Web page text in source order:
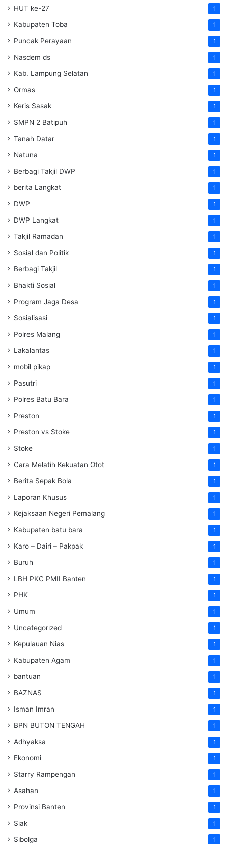
HUT ke-27 1
Kabupaten Toba 1
Puncak Perayaan 1
Nasdem ds 1
Kab. Lampung Selatan 1
Ormas 1
Keris Sasak 1
SMPN 2 Batipuh 1
Tanah Datar 1
Natuna 1
Berbagi Takjil DWP 1
berita Langkat 1
DWP 1
DWP Langkat 1
Takjil Ramadan 1
Sosial dan Politik 1
Berbagi Takjil 1
Bhakti Sosial 1
Program Jaga Desa 1
Sosialisasi 1
Polres Malang 1
Lakalantas 1
mobil pikap 1
Pasutri 1
Polres Batu Bara 1
Preston 1
Preston vs Stoke 1
Stoke 1
Cara Melatih Kekuatan Otot 1
Berita Sepak Bola 1
Laporan Khusus 1
Kejaksaan Negeri Pemalang 1
Kabupaten batu bara 1
Karo – Dairi – Pakpak 1
Buruh 1
LBH PKC PMII Banten 1
PHK 1
Umum 1
Uncategorized 1
Kepulauan Nias 1
Kabupaten Agam 1
bantuan 1
BAZNAS 1
Isman Imran 1
BPN BUTON TENGAH 1
Adhyaksa 1
Ekonomi 1
Starry Rampengan 1
Asahan 1
Provinsi Banten 1
Siak 1
Sibolga 1